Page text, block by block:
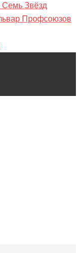
Семь Звёзд
Профсоюзов